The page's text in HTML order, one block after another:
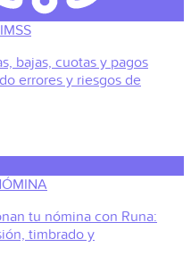
bajas, cuotas y pagos
errores y riesgos de
tu nómina con Runa:
timbrado y